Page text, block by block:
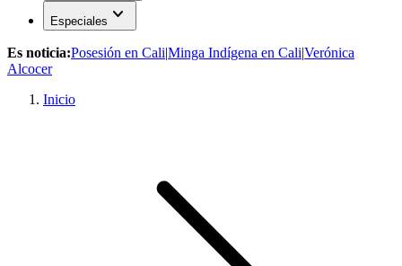
Especiales expand_more
Es noticia:Posesión en Cali|Minga Indígena en Cali|Verónica
Alcocer
Inicio